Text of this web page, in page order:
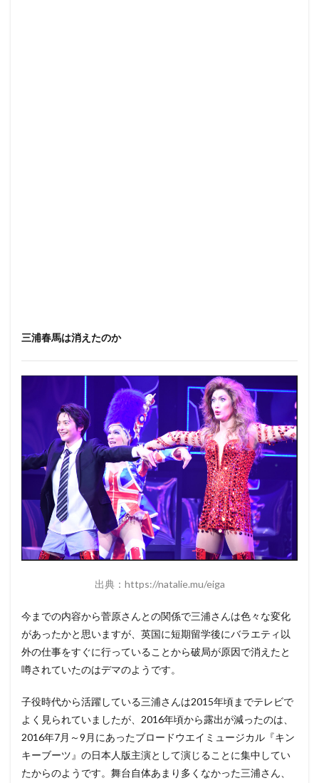
三浦春馬は消えたのか
出典：https://natalie.mu/eiga
今までの内容から菅原さんとの関係で三浦さんは色々な変化
があったかと思いますが、英国に短期留学後にバラエティ以
外の仕事をすぐに行っていることから破局が原因で消えたと
噂されていたのはデマのようです。
子役時代から活躍している三浦さんは2015年頃までテレビで
よく見られていましたが、2016年頃から露出が減ったのは、
2016年7月～9月にあったブロードウエイミュージカル『キン
キーブーツ』の日本人版主演として演じることに集中してい
たからのようです。舞台自体あまり多くなかった三浦さん、